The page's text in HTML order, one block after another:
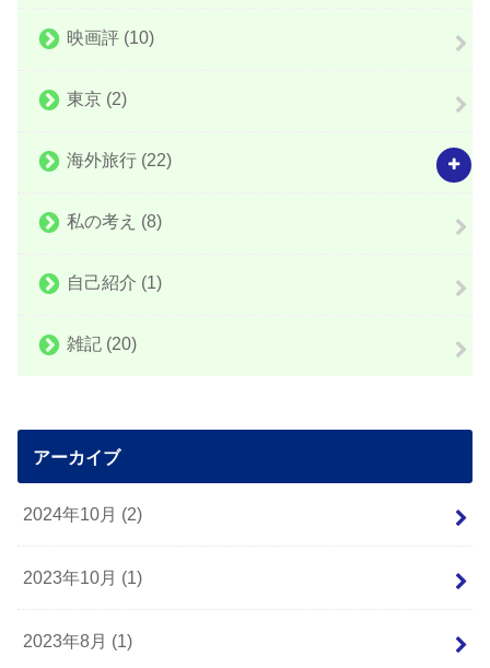
映画評 (10)
東京 (2)
海外旅行 (22)
私の考え (8)
自己紹介 (1)
雑記 (20)
アーカイブ
2024年10月 (2)
2023年10月 (1)
2023年8月 (1)